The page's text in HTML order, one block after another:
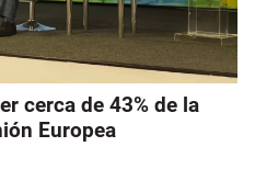
cerca de 43% de la
Europea